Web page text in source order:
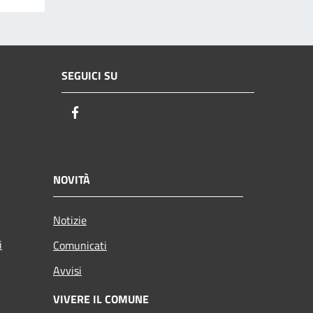
SEGUICI SU
NOVITÀ
Notizie
Comunicati
Avvisi
VIVERE IL COMUNE